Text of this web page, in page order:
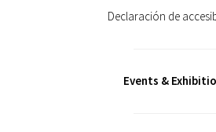
Declaración de
Events &